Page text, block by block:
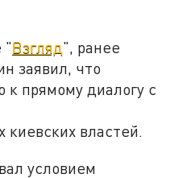
"Взгляд", ранее
заявил, что
к прямому диалогу с
киевских властей.
условием